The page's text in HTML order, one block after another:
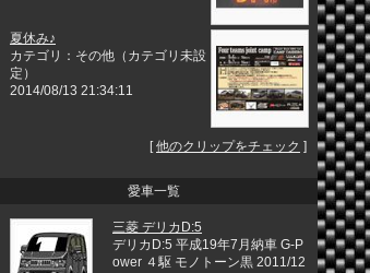
夏休み♪
カテゴリ：その他（カテゴリ未設
定）
2014/08/13 21:34:11
[他のクリップをチェック ]
愛車一覧
三菱 デリカD:5
デリカD:5 平成19年7月納車 G-P
ower ４駆 モノトーン黒 2011/12